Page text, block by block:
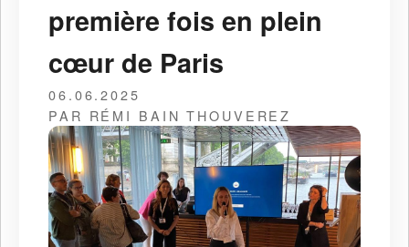
première fois en plein
cœur de Paris
06.06.2025
PAR RÉMI BAIN THOUVEREZ